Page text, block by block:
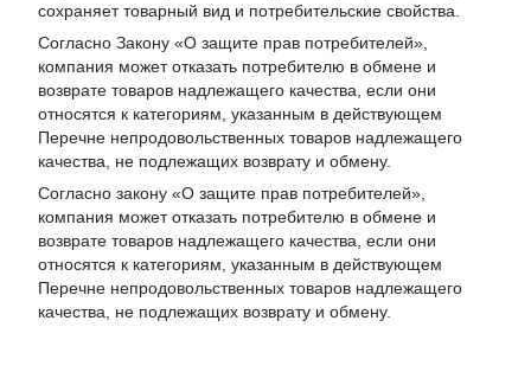
сохраняет товарный вид и потребительские свойства.
Согласно Закону «О защите прав потребителей»,
компания может отказать потребителю в обмене и
возврате товаров надлежащего качества, если они
относятся к категориям, указанным в действующем
Перечне непродовольственных товаров надлежащего
качества, не подлежащих возврату и обмену.
Согласно закону «О защите прав потребителей»,
компания может отказать потребителю в обмене и
возврате товаров надлежащего качества, если они
относятся к категориям, указанным в действующем
Перечне непродовольственных товаров надлежащего
качества, не подлежащих возврату и обмену.